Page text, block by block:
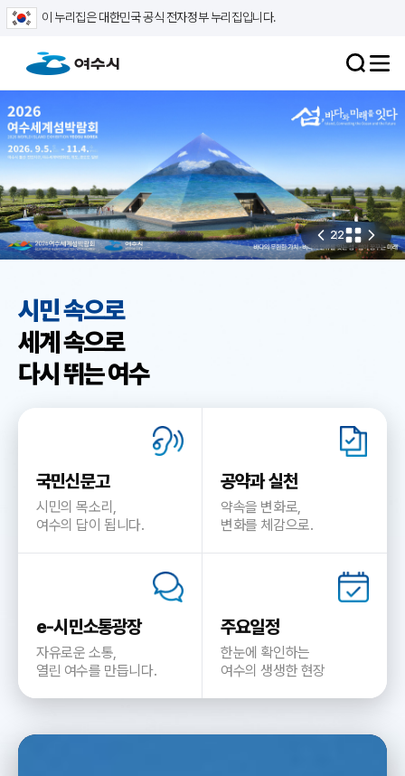
이 누리집은 대한민국 공식 전자정부 누리집입니다.
22
시민 속으로
세계 속으로
다시 뛰는 여수
국민신문고
시민의 목소리,
여수의 답이 됩니다.
공약과 실천
약속을 변화로,
변화를 체감으로.
e-시민소통광장
자유로운 소통,
열린 여수를 만듭니다.
주요일정
한눈에 확인하는
여수의 생생한 현장